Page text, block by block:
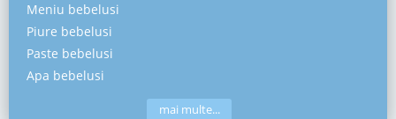
Meniu bebelusi
Piure bebelusi
Paste bebelusi
Apa bebelusi
mai multe...